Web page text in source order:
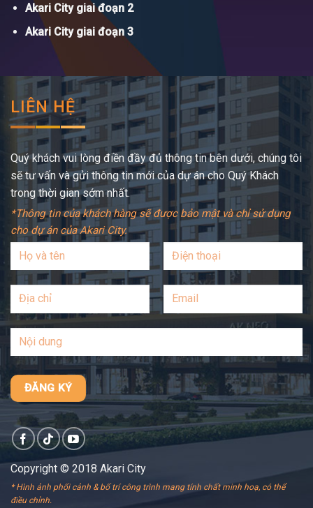
Akari City giai đoạn 2
Akari City giai đoạn 3
LIÊN HỆ
Quý khách vui lòng điền đầy đủ thông tin bên dưới, chúng tôi
sẽ tư vấn và gửi thông tin mới của dự án cho Quý Khách
trong thời gian sớm nhất.
*Thông tin của khách hàng sẽ được bảo mật và chỉ sử dụng
cho dự án của Akari City.
Copyright © 2018 Akari City
* Hình ảnh phối cảnh & bố trí công trình mang tính chất minh hoạ, có thể
điều chỉnh.